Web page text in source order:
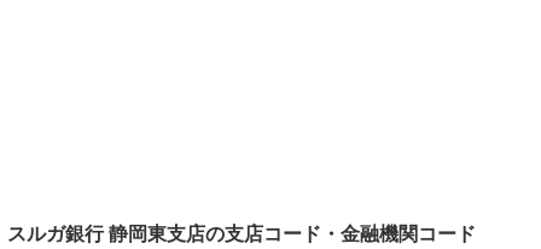
スルガ銀行 静岡東支店の支店コード・金融機関コード